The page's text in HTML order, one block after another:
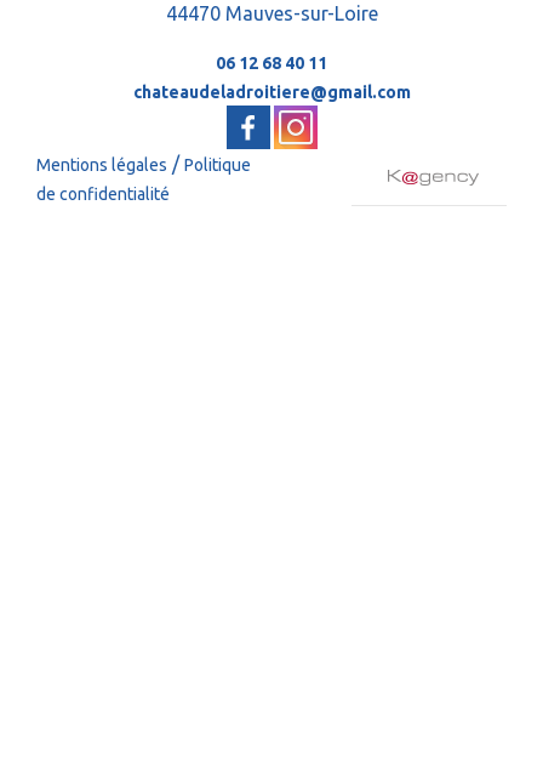
44470 Mauves-sur-Loire
06 12 68 40 11
chateaudeladroitiere@gmail.com
Mentions légales /Politique
de confidentialité